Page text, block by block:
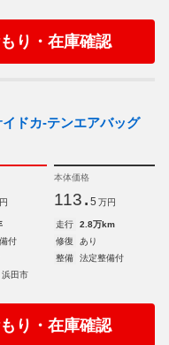
り・在庫確認
ドカ-テンエアバッグ
本体価格
113. 5 万円
走行
2.8万km
付 修復
あり
整備
法定整備付
田市
り・在庫確認